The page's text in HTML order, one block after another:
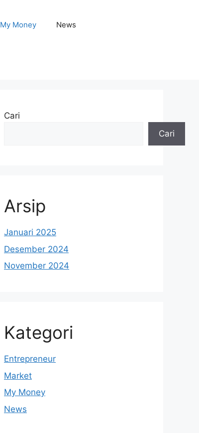
My Money News
Cari
Cari
Arsip
Januari 2025
Desember 2024
November 2024
Kategori
Entrepreneur
Market
My Money
News